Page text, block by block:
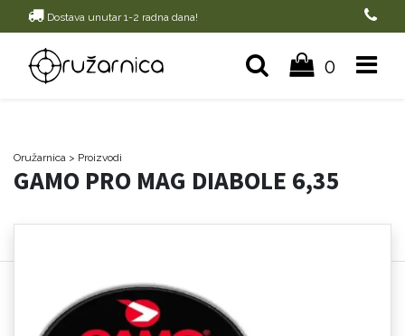
Dostava unutar 1-2 radna dana!
0
Oružarnica > Proizvodi
GAMO PRO MAG DIABOLE 6,35